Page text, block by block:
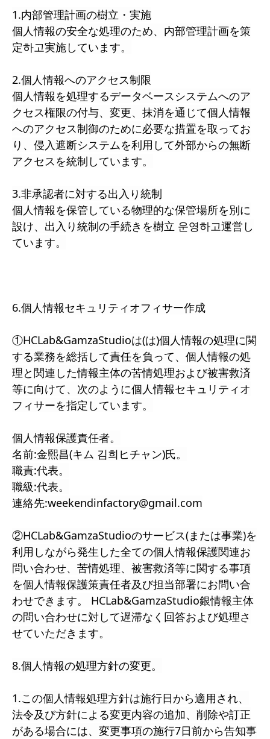
1.内部管理計画の樹立・実施
個人情報の安全な処理のため、内部管理計画を策
定하고実施しています。
2.個人情報へのアクセス制限
個人情報を処理するデータベースシステムへのア
クセス権限の付与、変更、抹消を通じて個人情報
へのアクセス制御のために必要な措置を取ってお
り、侵入遮断システムを利用して外部からの無断
アクセスを統制しています。
3.非承認者に対する出入り統制
個人情報を保管している物理的な保管場所を別に
設け、出入り統制の手続きを樹立 운영하고運営し
ています。
6.個人情報セキュリティオフィサー作成
①HCLab&GamzaStudioは(は)個人情報の処理に関
する業務を総括して責任を負って、個人情報の処
理と関連した情報主体の苦情処理および被害救済
等に向けて、次のように個人情報セキュリティオ
フィサーを指定しています。
個人情報保護責任者。
名前:金熙昌(キム 김희ヒチャン)氏。
職責:代表。
職級:代表。
連絡先:weekendinfactory@gmail.com
②HCLab&GamzaStudioのサービス(または事業)を
利用しながら発生した全ての個人情報保護関連お
問い合わせ、苦情処理、被害救済等に関する事項
を個人情報保護策責任者及び担当部署にお問い合
わせできます。 HCLab&GamzaStudio銀情報主体
の問い合わせに対して遅滞なく回答および処理さ
せていただきます。
8.個人情報の処理方針の変更。
1.この個人情報処理方針は施行日から適用され、
法令及び方針による変更内容の追加、削除や訂正
がある場合には、変更事項の施行7日前から告知事